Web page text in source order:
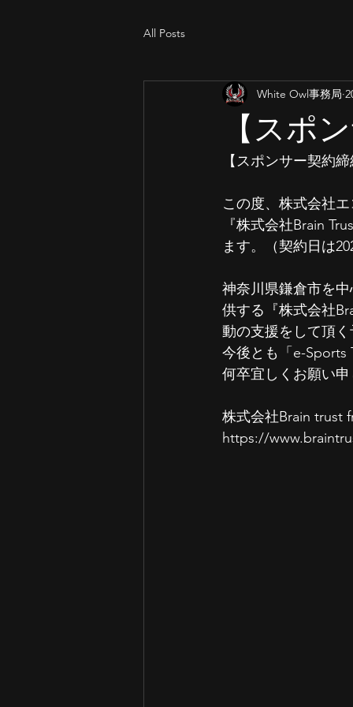
All Posts
【スポ
White Owl事務局
【スポンサー契約
この度、株式会社
『株式会社Brain
ます。（契約日は
神奈川県鎌倉市を
供する『株式会社
動の支援をして頂
今後とも「e-Sports
何卒宜しくお願い
株式会社Brain trust
https://